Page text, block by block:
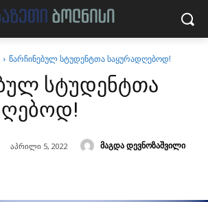
წარჩინებულ სტუდენტთა საყურადღებოდ!
სტუდენტთა
მაგდა დევნოზაშვილი
აპრილი 5, 2022